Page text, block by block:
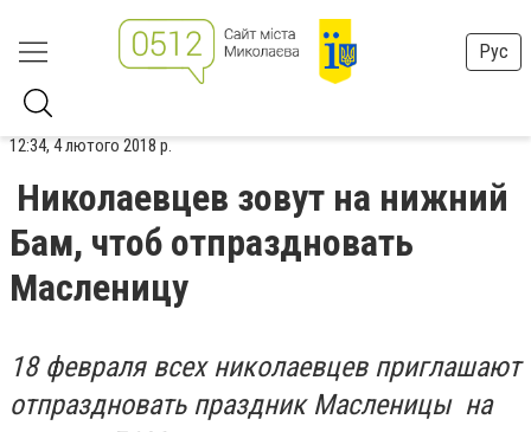
Рус
12:34, 4 лютого 2018 р.
Николаевцев зовут на нижний
Бам, чтоб отпраздновать
Масленицу
18 февраля всех николаевцев приглашают
отпраздновать праздник Масленицы на